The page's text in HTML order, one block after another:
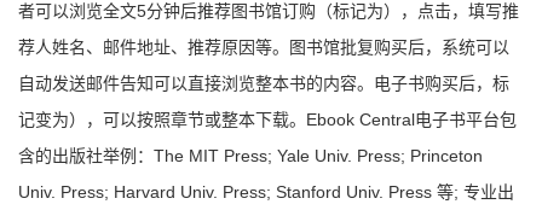
者可以浏览全文5分钟后推荐图书馆订购（标记为），点击，填写推
荐人姓名、邮件地址、推荐原因等。图书馆批复购买后，系统可以
自动发送邮件告知可以直接浏览整本书的内容。电子书购买后，标
记变为），可以按照章节或整本下载。Ebook Central电子书平台包
含的出版社举例：The MIT Press; Yale Univ. Press; Princeton
Univ. Press; Harvard Univ. Press; Stanford Univ. Press 等; 专业出